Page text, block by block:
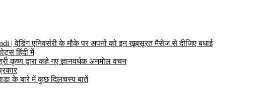
| वेडिंग एनिवर्सरी के मौके पर अपनों को इन खूबसूरत मैसेज से दीजिए बधाई
हिंदी में
कृष्ण द्वारा कहे गए ज्ञानवर्धक अनमोल वचन
के बारे में कुछ दिलचस्प बातें